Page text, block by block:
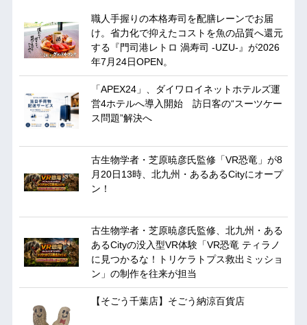
職人手握りの本格寿司を配膳レーンでお届
け。省力化で抑えたコストを魚の品質へ還元
する『門司港レトロ 渦寿司 -UZU-』が2026
年7月24日OPEN。
「APEX24」、ダイワロイネットホテルズ運
営4ホテルへ導入開始 訪日客の“スーツケー
ス問題”解決へ
古生物学者・芝原暁彦氏監修「VR恐竜」が8
月20日13時、北九州・あるあるCityにオープ
ン！
古生物学者・芝原暁彦氏監修、北九州・ある
あるCityの没入型VR体験「VR恐竜 ティラノ
に見つかるな！トリケラトプス救出ミッショ
ン」の制作を往来が担当
【そごう千葉店】そごう納涼百貨店